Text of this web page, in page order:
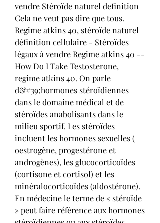
vendre Stéroïde naturel definition
Cela ne veut pas dire que tous.
Regime atkins 40, stéroïde naturel
définition cellulaire - Stéroïdes
légaux à vendre Regime atkins 40 --
How Do I Take Testosterone,
regime atkins 40. On parle
d&#39;hormones stéroïdiennes
dans le domaine médical et de
stéroïdes anabolisants dans le
milieu sportif. Les stéroïdes
incluent les hormones sexuelles (
oestrogène, progestérone et
androgènes), les glucocorticoïdes
(cortisone et cortisol) et les
minéralocorticoïdes (aldostérone).
En médecine le terme de « stéroïde
» peut faire référence aux hormones